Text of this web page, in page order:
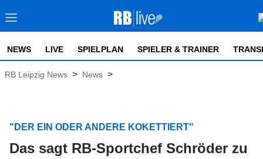
NEWS LIVE SPIELPLAN SPIELER & TRAINER
RB Leipzig News > News >
"DER EIN ODER ANDERE KOKETTIERT"
Das sagt RB-Sportchef Schröder zu